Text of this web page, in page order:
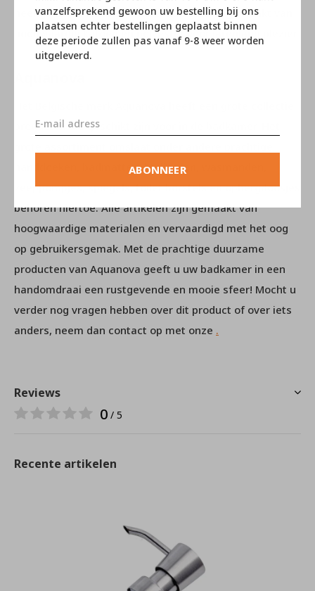
vanzelfsprekend gewoon uw bestelling bij ons
plaatsen echter bestellingen geplaatst binnen
deze periode zullen pas vanaf 9-8 weer worden
uitgeleverd.
ABONNEER
heerlijk zacht en comfortabel aan. Axel is gemaakt van
hoogwaardig katoen en polyester voor jarenlang plezier.
producten die geschikt zijn voor in de badkamer. Het
handdoeken, badmatten, badjassen, wasmanden,
zeeppompjes, spiegels, toilet borstels en opbergdoosjes
behoren hiertoe. Alle artikelen zijn gemaakt van
hoogwaardige materialen en vervaardigd met het oog
op gebruikersgemak. Met de prachtige duurzame
producten van Aquanova geeft u uw badkamer in een
handomdraai een rustgevende en mooie sfeer! Mocht u
verder nog vragen hebben over dit product of over iets
anders, neem dan contact op met onze .
Reviews
0 / 5
Recente artikelen